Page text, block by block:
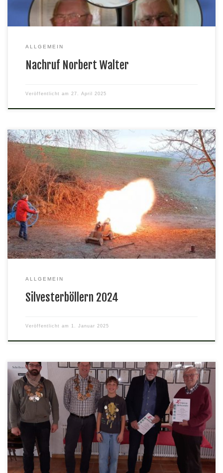
ALLGEMEIN
Nachruf Norbert Walter
Veröffentlicht am 27. April 2025
Am Silvesternachmittag krachten die Böller und Kanonen über das
weite Land der Schaubach.Die Schützen verabschiedeten damit
das alte Jahr. Bei Glühwein und heißen Würstchen in geselliger
Runde bereiteten wir uns auf den Wechsel zum kommenden Jahr
vor.
ALLGEMEIN
Silvesterböllern 2024
Veröffentlicht am 1. Januar 2025
Am 7. Dezember waren alle Vereinsmitglieder zur
Weihnachtsfeier eingeladen.Bei leckerem Essen und gemütlichen
Beisammensein wurden auch die Könige Pascal (Luftpistole),
Eckhard (KK Gewehr) und Alexander (Jugend Luftgewehr)
geehrt.Sowohl unser Gründungsmitglied Hans Uwe Hoffmann (70
Jahre Mitgliedschaft) als auch Norbert Walter (55 Jahre
Mitgliedschaft) wurden für ihre Verdienste um unseren
Schützenverein […]